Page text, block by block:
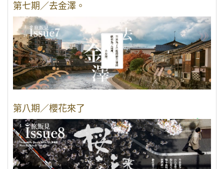
第七期／去金澤。
第八期／櫻花來了